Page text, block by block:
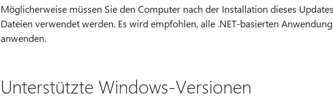
Möglicherweise müssen Sie den Computer nach der Installation dieses
Dateien verwendet werden. Es wird empfohlen, alle .NET-basierten
anwenden.
Unterstützte Windows-Versionen